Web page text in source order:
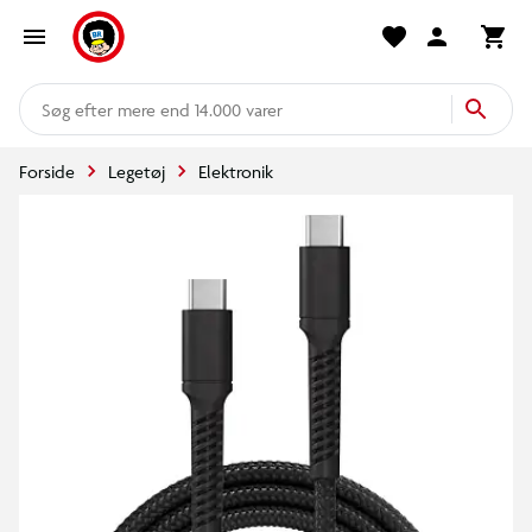
mere end 14.000 varer
Forside Legetøj Elektronik